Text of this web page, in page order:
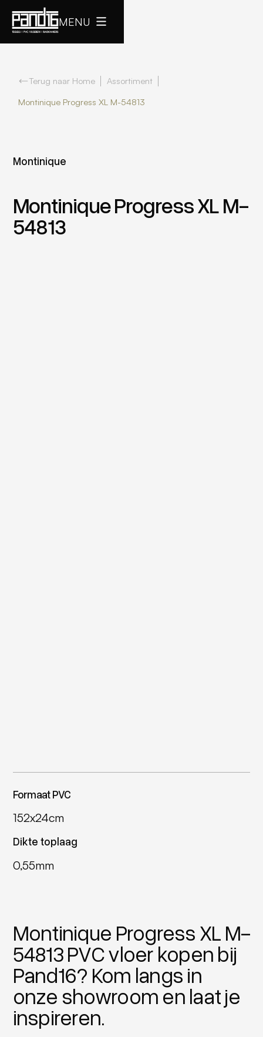
MENU
Terug naar Home
Assortiment
Montinique Progress XL M-54813
Montinique
Montinique Progress XL M-
54813
Formaat PVC
152x24cm
Dikte toplaag
0,55mm
Montinique Progress XL M-
54813 PVC vloer kopen bij
Pand16? Kom langs in
onze showroom en laat je
inspireren.